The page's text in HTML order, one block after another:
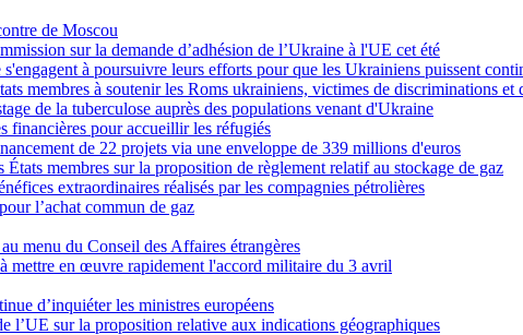
de Moscou
sur la demande d’adhésion de l’Ukraine à l'UE cet été
à poursuivre leurs efforts pour que les Ukrainiens puissent
membres à soutenir les Roms ukrainiens, victimes de discriminations et
de la tuberculose auprès des populations venant d'Ukraine
financières pour accueillir les réfugiés
de 22 projets via une enveloppe de 339 millions d'euros
membres sur la proposition de règlement relatif au stockage de gaz
extraordinaires réalisés par les compagnies pétrolières
l’achat commun de gaz
menu du Conseil des Affaires étrangères
mettre en œuvre rapidement l'accord militaire du 3 avril
d’inquiéter les ministres européens
l’UE sur la proposition relative aux indications géographiques